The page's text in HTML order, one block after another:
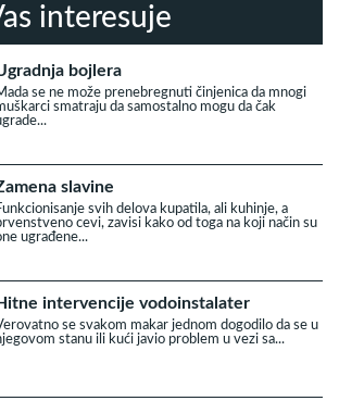
interesuje
bojlera
se ne može prenebregnuti činjenica da mnogi
smatraju da samostalno mogu da čak
slavine
svih delova kupatila, ali kuhinje, a
cevi, zavisi kako od toga na koji način su
ugrađene...
intervencije vodoinstalater
se svakom makar jednom dogodilo da se u
stanu ili kući javio problem u vezi sa...